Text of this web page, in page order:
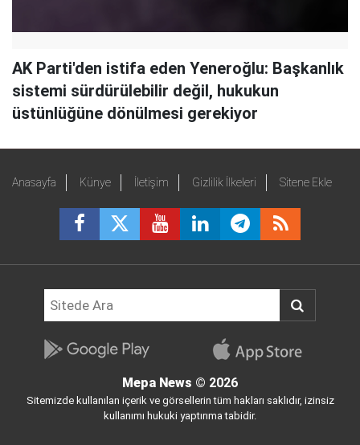
AK Parti'den istifa eden Yeneroğlu: Başkanlık
sistemi sürdürülebilir değil, hukukun
üstünlüğüne dönülmesi gerekiyor
Anasayfa Künye İletişim Gizlilik İlkeleri Sitene Ekle
Mepa News © 2026
Sitemizde kullanılan içerik ve görsellerin tüm hakları saklıdır, izinsiz
kullanımı hukuki yaptırıma tabidir.